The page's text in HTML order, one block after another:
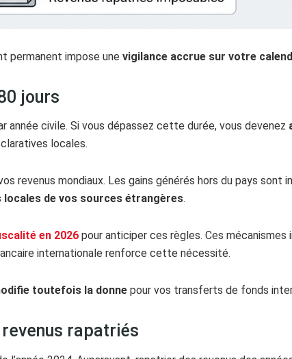
permanent impose une vigilance accrue sur votre
jours
année civile. Si vous dépassez cette durée, vous devenez
locales.
revenus mondiaux. Les gains générés hors du pays sont
de vos sources étrangères.
en 2026 pour anticiper ces règles. Ces
internationale renforce cette nécessité.
toutefois la donne pour vos transferts de fonds
rapatriés